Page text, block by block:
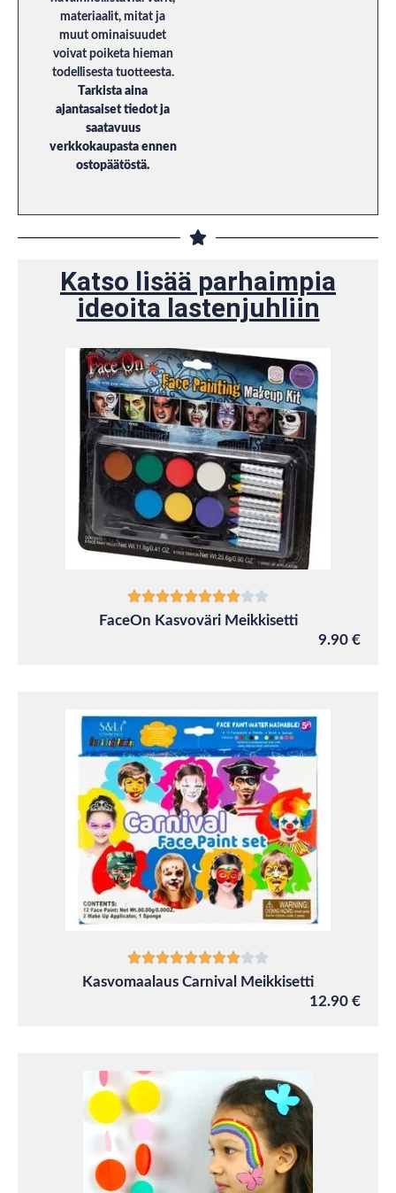
materiaalit, mitat ja
muut ominaisuudet
voivat poiketa hieman
todellisesta tuotteesta.
Tarkista aina
ajantasaiset tiedot ja
saatavuus
verkkokaupasta ennen
ostopäätöstä.
Katso lisää parhaimpia
ideoita lastenjuhliin
FaceOn Kasvoväri Meikkisetti
9.90 €
Kasvomaalaus Carnival Meikkisetti
12.90 €